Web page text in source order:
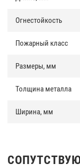
Огнестойкость
Пожарный класс
Размеры, мм
Толщина металла
Ширина, мм